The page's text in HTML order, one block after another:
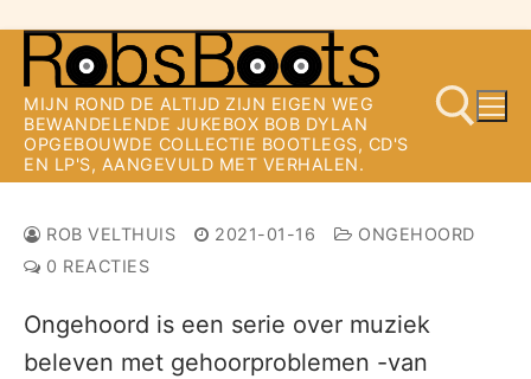
naar
de
inhoud
MIJN ROND DE ALTIJD ZIJN EIGEN WEG
BEWANDELENDE JUKEBOX BOB DYLAN
OPGEBOUWDE COLLECTIE BOOTLEGS, CD'S
EN LP'S, AANGEVULD MET VERHALEN.
Zoeken naar:
ROB VELTHUIS 2021-01-16
ONGEHOORD
0 REACTIES
Ongehoord is een serie over muziek
beleven met gehoorproblemen -van